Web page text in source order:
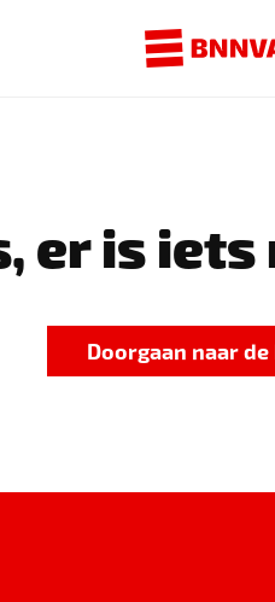
er is iets
Doorgaan naar